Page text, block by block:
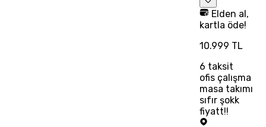
Elden al,
kartla öde!
10.999 TL
6 taksit
ofis çalışma
masa takımı
sıfır şokk
fiyatt!!